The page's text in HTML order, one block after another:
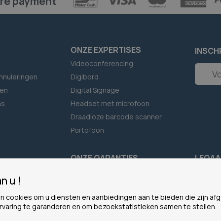
u !
cookies om u diensten en aanbiedingen aan te bieden die zijn
te garanderen en om bezoekstatistieken samen te stellen.
ONZE EXPERTISES
Videoconferencing
Digibord
Digital Signage
Headset met microfoon
Draadloze barcode scanner
Portofoon
op
ONZE GARANTIES
Het Plus-programma